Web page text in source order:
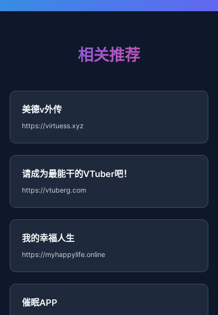
相关推荐
美德v外传
https://virtuess.xyz
请成为最能干的VTuber吧！
https://vtuberg.com
我的幸福人生
https://myhappylife.online
催眠APP